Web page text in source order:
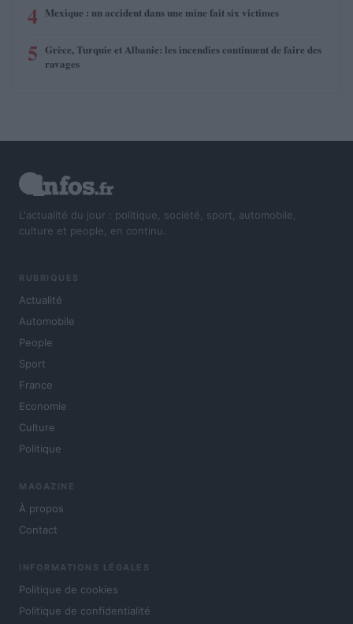
4 Mexique : un accident dans une mine fait six victimes
5 Grèce, Turquie et Albanie: les incendies continuent de faire des
ravages
L'actualité du jour : politique, société, sport, automobile,
culture et people, en continu.
RUBRIQUES
Actualité
Automobile
People
Sport
France
Economie
Culture
Politique
MAGAZINE
À propos
Contact
INFORMATIONS LÉGALES
Politique de cookies
Politique de confidentialité